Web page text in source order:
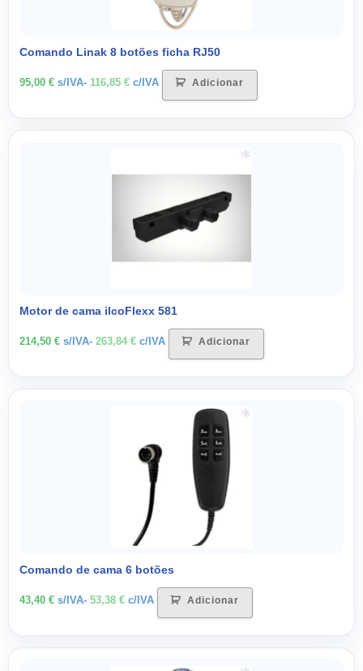
Comando Linak 8 botões ficha RJ50
95,00 € s/IVA- 116,85 € c/IVA Adicionar
Motor de cama ilcoFlexx 581
214,50 € s/IVA- 263,84 € c/IVA Adicionar
Comando de cama 6 botões
43,40 € s/IVA- 53,38 € c/IVA Adicionar